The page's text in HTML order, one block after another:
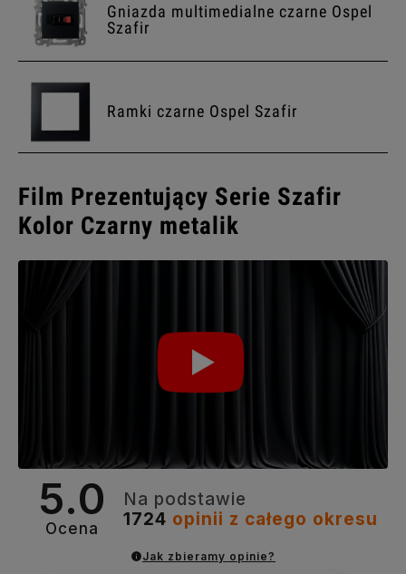
Gniazda multimedialne czarne Ospel
Szafir
Ramki czarne Ospel Szafir
Film Prezentujący Serie Szafir
Kolor Czarny metalik
5.0
Ocena
Na podstawie
1724 opinii z całego okresu
Jak zbieramy opinie?